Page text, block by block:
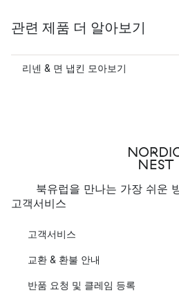
관련 제품 더 알아보기
리넨 & 면 냅킨 모아보기
북유럽을 만나는 가장 쉬운
고객서비스
고객서비스
교환 & 환불 안내
반품 요청 및 클레임 등록